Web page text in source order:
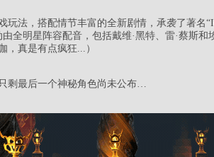
玩法，搭配情节丰富的全新剧情，承袭了著名
全明星阵容配音，包括戴维·黑特、雷·蔡斯
，真是有点疯狂...）
剩最后一个神秘角色尚未公布…